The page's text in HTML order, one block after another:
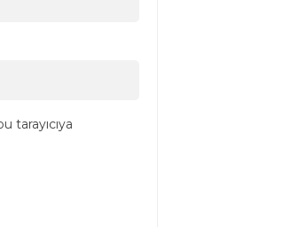
tarayıcıya